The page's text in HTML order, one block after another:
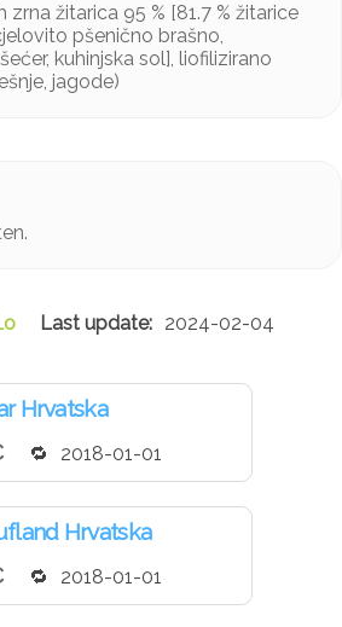
zrna žitarica 95 % [81.7 % žitarice
pšenično brašno,
kuhinjska sol], liofilizirano
jagode)
2024-02-04
Hrvatska
2018-01-01
Hrvatska
2018-01-01